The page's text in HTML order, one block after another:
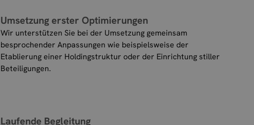
Umsetzung erster Optimierungen
Wir unterstützen Sie bei der Umsetzung gemeinsam
besprochender Anpassungen wie beispielsweise der
Etablierung einer Holdingstruktur oder der Einrichtung stiller
Beteiligungen.
Laufende Begleitung